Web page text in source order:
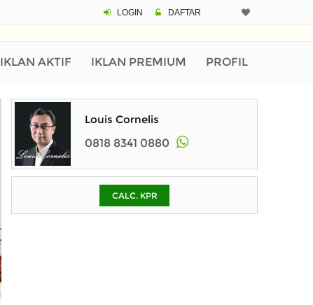
LOGIN DAFTAR
IKLAN AKTIF IKLAN PREMIUM PROFILPinjaman (PIN)
pada kotak-
Louis Cornelis
0818 8341 0880
CALC. KPR